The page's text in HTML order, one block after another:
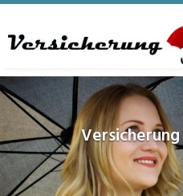
to
content
Versicherung